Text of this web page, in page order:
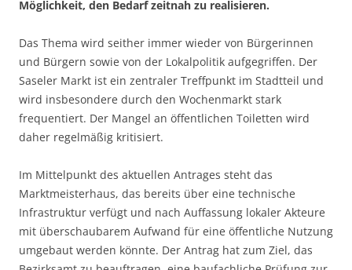
Möglichkeit, den Bedarf zeitnah zu realisieren.
Das Thema wird seither immer wieder von Bürgerinnen
und Bürgern sowie von der Lokalpolitik aufgegriffen. Der
Saseler Markt ist ein zentraler Treffpunkt im Stadtteil und
wird insbesondere durch den Wochenmarkt stark
frequentiert. Der Mangel an öffentlichen Toiletten wird
daher regelmäßig kritisiert.
Im Mittelpunkt des aktuellen Antrages steht das
Marktmeisterhaus, das bereits über eine technische
Infrastruktur verfügt und nach Auffassung lokaler Akteure
mit überschaubarem Aufwand für eine öffentliche Nutzung
umgebaut werden könnte. Der Antrag hat zum Ziel, das